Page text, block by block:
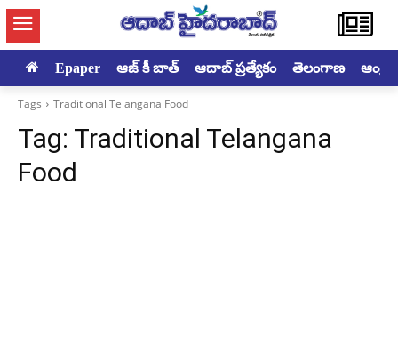
Epaper ఆజ్ కీ బాత్ ఆదాబ్ ప్రత్యేకం తెలంగాణ
Tags Traditional Telangana Food
Tag: Traditional Telangana
Food